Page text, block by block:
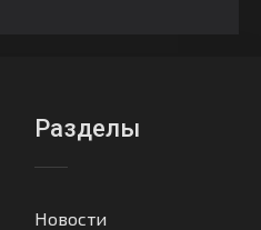
Разделы
Новости